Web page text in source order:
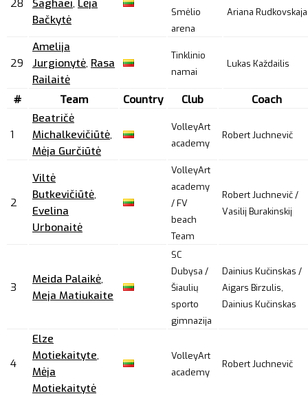
28 Saghaei, Lėja
Bačkytė
Smėlio
arena
Ariana Rudkovskaja
29
Amelija
Jurgionytė, Rasa
Railaitė
Tinklinio
namai
Lukas Každailis
# Team Country Club Coach
1
Beatričė
Michalkevičiūtė,
Mėja Gurčiūtė
VolleyArt
academy
Robert Juchnevič
2
Viltė
Butkevičiūtė,
Evelina
Urbonaitė
VolleyArt
academy
/ FV
beach
Team
Robert Juchnevič /
Vasilij Burakinskij
3
Meida Palaikė,
Meja Matiukaite
SC
Dubysa /
Šiaulių
sporto
gimnazija
Dainius Kučinskas /
Aigars Birzulis,
Dainius Kučinskas
4
Elze
Motiekaityte,
Mėja
Motiekaitytė
VolleyArt
academy
Robert Juchnevič